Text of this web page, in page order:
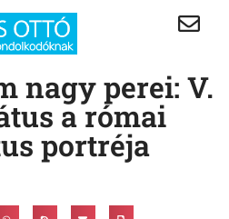
nagy perei: V.
a római
portréja